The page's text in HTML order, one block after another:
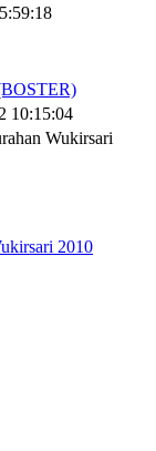
Wukirsari Berbagi
10:15:04
Wukirsari
Wukirsari
08:44:13
Cangkringan
Segera